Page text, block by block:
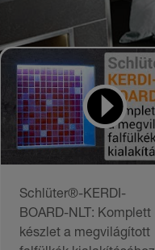
Schlüter®-KERDI-
BOARD-NLT: Komplett
készlet a megvilágított